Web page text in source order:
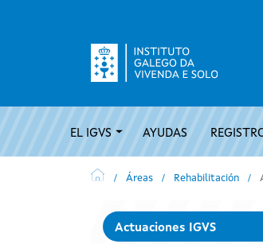
EL IGVS AYUDAS
Áreas Rehabilitación
Navegación principal Áreas
Actuaciones IGVS